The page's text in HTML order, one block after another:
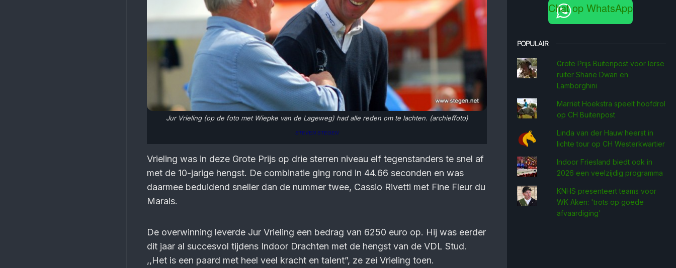
Jur Vrieling (op de foto met Wiepke van de Lageweg) had alle reden om te lachten. (archieffoto)
STEVEN STEGEN
Vrieling was in deze Grote Prijs op drie sterren niveau elf tegenstanders te snel af
met de 10-jarige hengst. De combinatie ging rond in 44.66 seconden en was
daarmee beduidend sneller dan de nummer twee, Cassio Rivetti met Fine Fleur du
Marais.
De overwinning leverde Jur Vrieling een bedrag van 6250 euro op. Hij was eerder
dit jaar al succesvol tijdens Indoor Drachten met de hengst van de VDL Stud.
,,Het is een paard met heel veel kracht en talent”, ze zei Vrieling toen.
Chat op WhatsApp
POPULAIR
Grote Prijs Buitenpost voor Ierse
ruiter Shane Dwan en
Lamborghini
Marriët Hoekstra speelt hoofdrol
op CH Buitenpost
Linda van der Hauw heerst in
lichte tour op CH Westerkwartier
Indoor Friesland biedt ook in
2026 een veelzijdig programma
KNHS presenteert teams voor
WK Aken: 'trots op goede
afvaardiging'